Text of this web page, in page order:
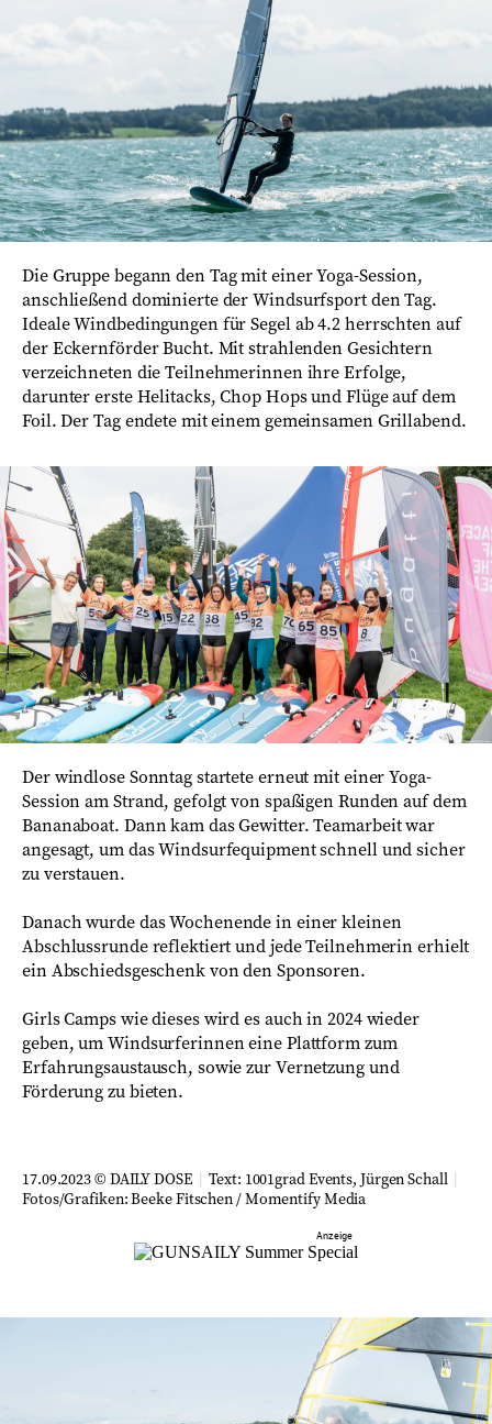
Die Gruppe begann den Tag mit einer Yoga-Session,
anschließend dominierte der Windsurfsport den Tag.
Ideale Windbedingungen für Segel ab 4.2 herrschten auf
der Eckernförder Bucht. Mit strahlenden Gesichtern
verzeichneten die Teilnehmerinnen ihre Erfolge,
darunter erste Helitacks, Chop Hops und Flüge auf dem
Foil. Der Tag endete mit einem gemeinsamen Grillabend.
Der windlose Sonntag startete erneut mit einer Yoga-
Session am Strand, gefolgt von spaßigen Runden auf dem
Bananaboat. Dann kam das Gewitter. Teamarbeit war
angesagt, um das Windsurfequipment schnell und sicher
zu verstauen.
Danach wurde das Wochenende in einer kleinen
Abschlussrunde reflektiert und jede Teilnehmerin erhielt
ein Abschiedsgeschenk von den Sponsoren.
Girls Camps wie dieses wird es auch in 2024 wieder
geben, um Windsurferinnen eine Plattform zum
Erfahrungsaustausch, sowie zur Vernetzung und
Förderung zu bieten.
17.09.2023 © DAILY DOSE Text: 1001grad Events, Jürgen Schall
Fotos/Grafiken:Beeke Fitschen / Momentify Media